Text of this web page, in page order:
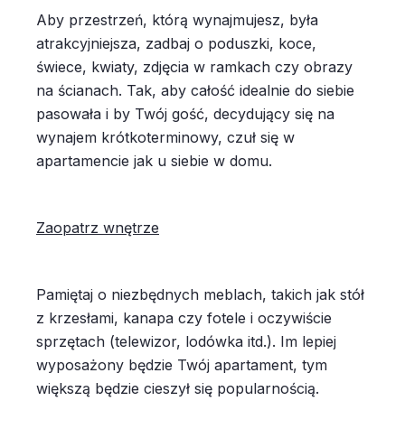
Aby przestrzeń, którą wynajmujesz, była
atrakcyjniejsza, zadbaj o poduszki, koce,
świece, kwiaty, zdjęcia w ramkach czy obrazy
na ścianach. Tak, aby całość idealnie do siebie
pasowała i by Twój gość, decydujący się na
wynajem krótkoterminowy, czuł się w
apartamencie jak u siebie w domu.
Zaopatrz wnętrze
Pamiętaj o niezbędnych meblach, takich jak stół
z krzesłami, kanapa czy fotele i oczywiście
sprzętach (telewizor, lodówka itd.). Im lepiej
wyposażony będzie Twój apartament, tym
większą będzie cieszył się popularnością.